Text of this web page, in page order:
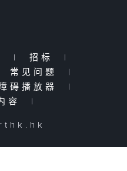
| 招标
|
常见问题
|
碍播放器
|
容
|